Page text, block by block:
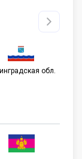
обл.